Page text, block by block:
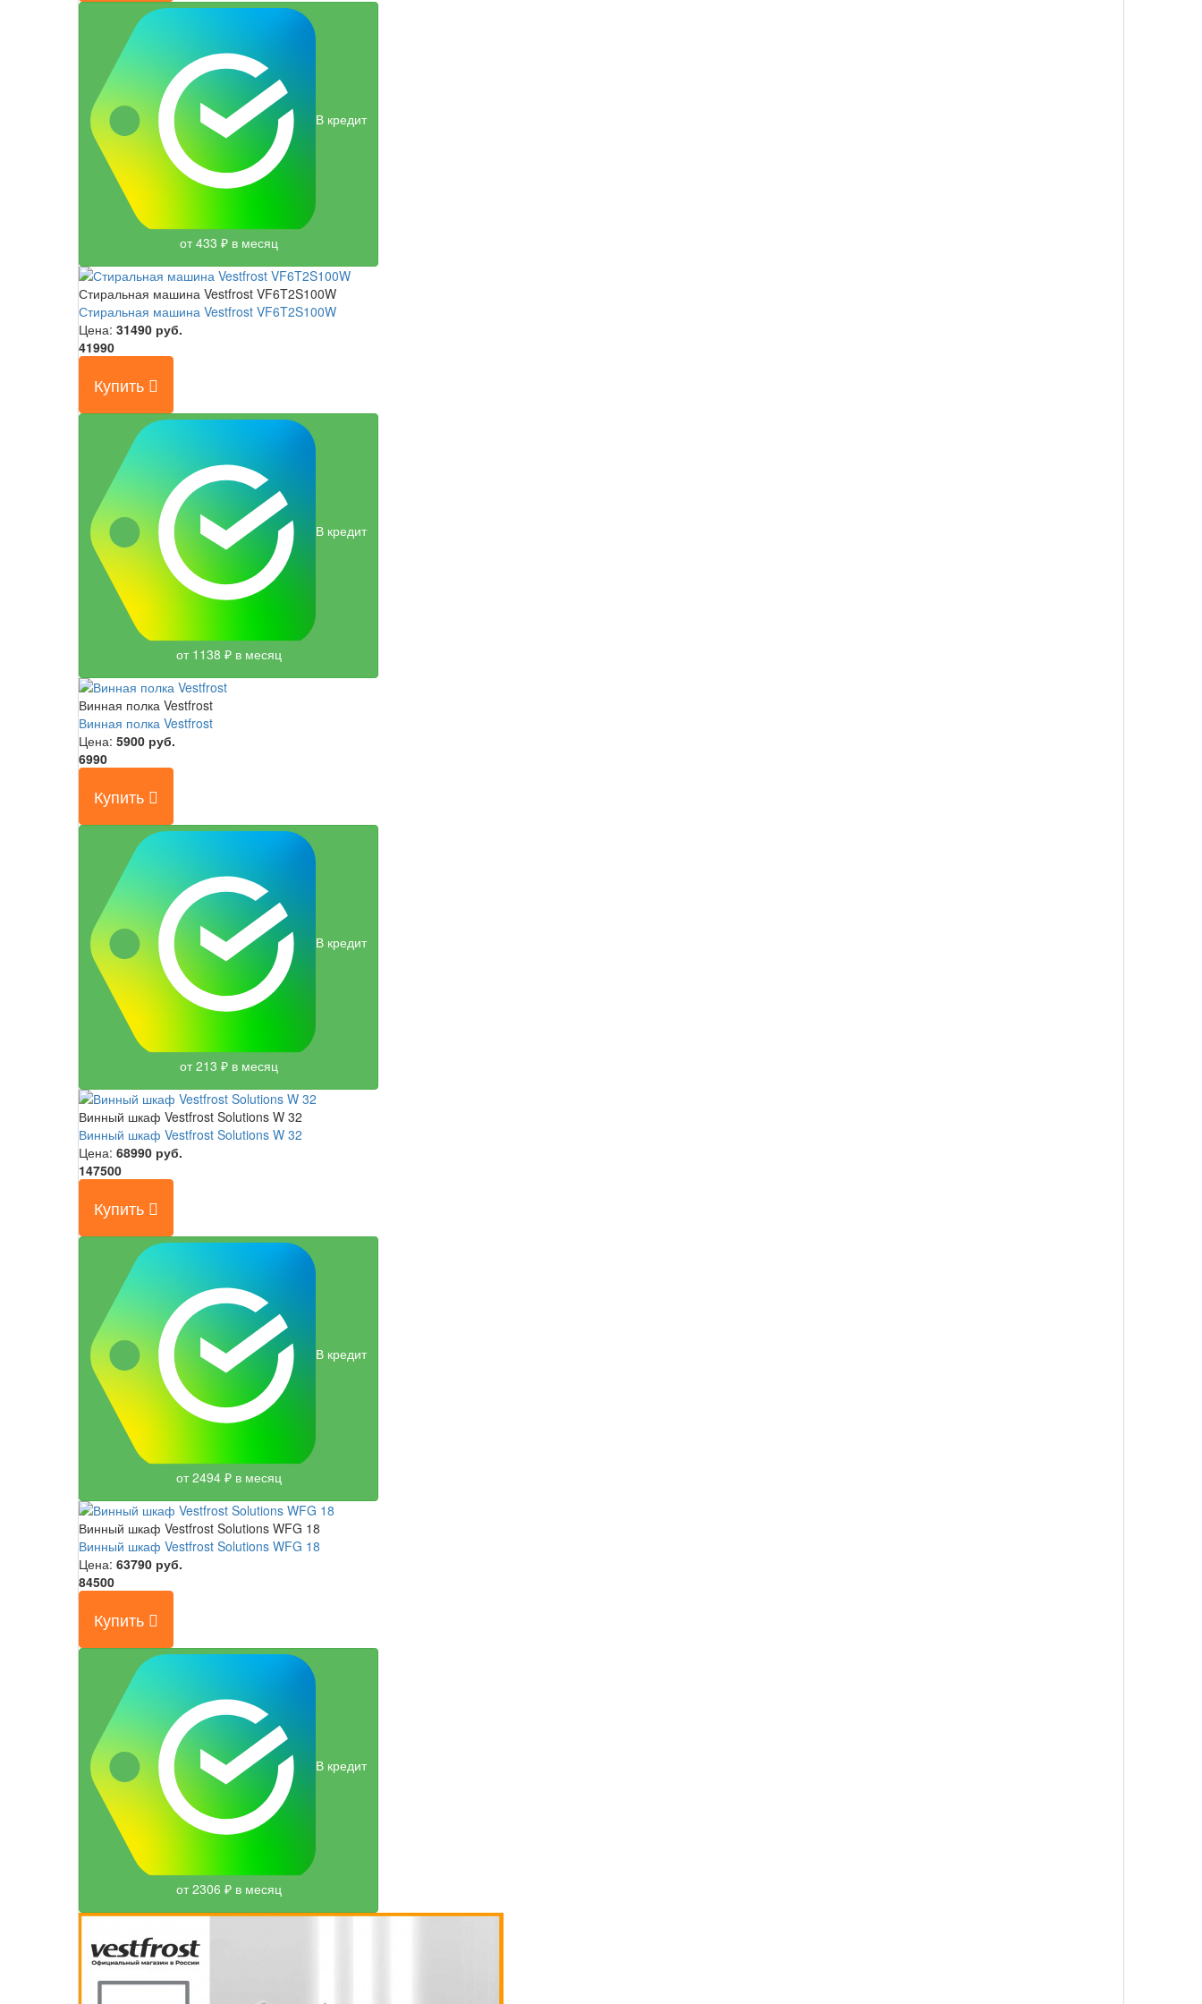
В кредит
от 433 ₽ в месяц
Стиральная машина Vestfrost VF6T2S100W
Стиральная машина Vestfrost VF6T2S100W
Цена: 31490 руб.
41990
Купить
В кредит
от 1138 ₽ в месяц
Винная полка Vestfrost
Винная полка Vestfrost
Цена: 5900 руб.
6990
Купить
В кредит
от 213 ₽ в месяц
Винный шкаф Vestfrost Solutions W 32
Винный шкаф Vestfrost Solutions W 32
Цена: 68990 руб.
147500
Купить
В кредит
от 2494 ₽ в месяц
Винный шкаф Vestfrost Solutions WFG 18
Винный шкаф Vestfrost Solutions WFG 18
Цена: 63790 руб.
84500
Купить
В кредит
от 2306 ₽ в месяц